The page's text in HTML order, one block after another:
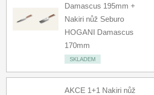
Damascus 195mm +
Nakiri nůž Seburo
HOGANI Damascus
170mm
SKLADEM
AKCE 1+1 Nakiri nůž